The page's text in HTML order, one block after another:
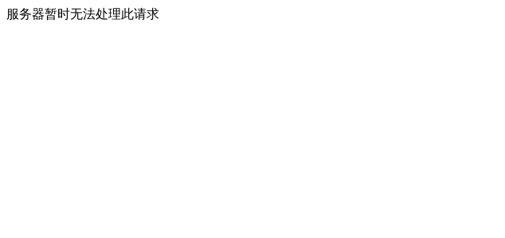
服务器暂时无法处理此请求